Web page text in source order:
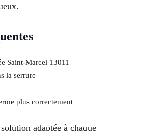
Saint-Marcel 13011
la serrure
plus correctement
adaptée à chaque